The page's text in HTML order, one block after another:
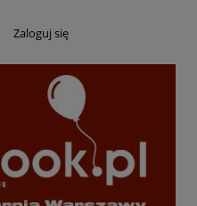
Zaloguj się